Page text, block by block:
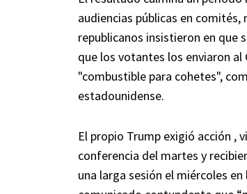
audiencias públicas en
republicanos insistieron en que
que los votantes los enviaron al
"combustible para cohetes",
estadounidense.
El propio Trump exigió acción ,
conferencia del martes y
una larga sesión el miércoles